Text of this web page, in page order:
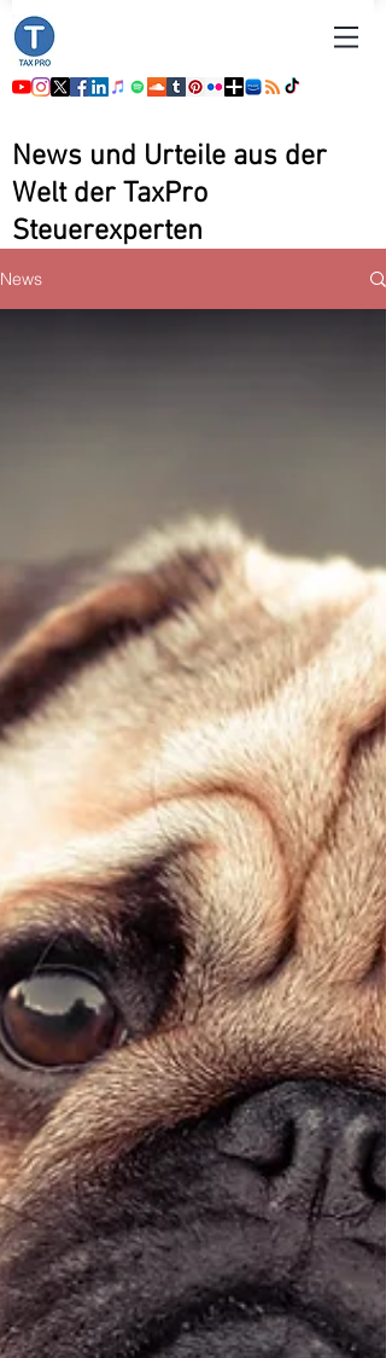
News und Urteile aus der
Welt der TaxPro
Steuerexperten
News